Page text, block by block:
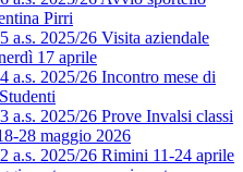
Pirri
a.s. 2025/26 Visita aziendale
17 aprile
a.s. 2025/26 Incontro mese di
a.s. 2025/26 Prove Invalsi classi
28 maggio 2026
a.s. 2025/26 Rimini 11-24 aprile